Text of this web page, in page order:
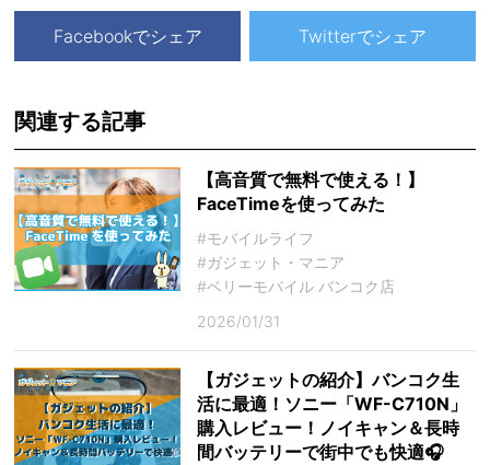
Facebookでシェア Twitterでシェア
関連する記事
【高音質で無料で使える！】
FaceTimeを使ってみた
#モバイルライフ
#ガジェット・マニア
#ベリーモバイル バンコク店
2026/01/31
【ガジェットの紹介】バンコク生
活に最適！ソニー「WF-C710N」
購入レビュー！ノイキャン＆長時
間バッテリーで街中でも快適🎧